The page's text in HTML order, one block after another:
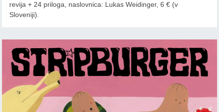
revija + 24 priloga, naslovnica: Lukas Weidinger, 6 € (v
Sloveniji).